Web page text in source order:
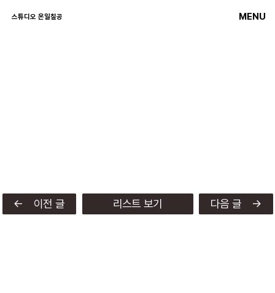
스튜디오 온일칠공 MENU
← 이전 글 리스트 보기 다음 글 →